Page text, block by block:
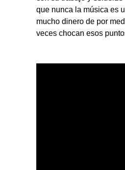
que nunca la música es
mucho dinero de por
veces chocan esos